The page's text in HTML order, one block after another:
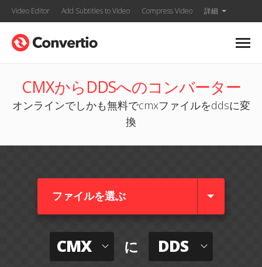
Video Editor Add Subtitles to Video Compress Video 詳細
CMXからDDSへのコンバーター
オンラインでしかも無料でcmxファイルをddsに変
換
ファイルを選ぶ
CMX に DDS